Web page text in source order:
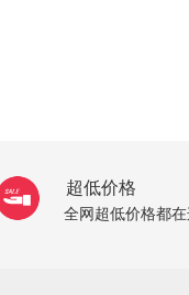
超低价格
全网超低价格都